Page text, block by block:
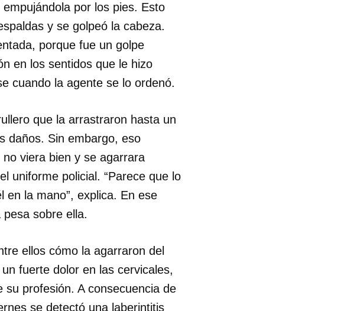
iniciar sesión con tu
CANCELAR
por los pies. Esto
y se golpeó la cabeza.
porque fue un golpe
en los sentidos que le hizo
cuando la agente se lo ordenó.
que la arrastraron hasta un
daños. Sin embargo, eso
viera bien y se agarrara
uniforme policial. “Parece que lo
la mano”, explica. En ese
sobre ella.
ellos cómo la agarraron del
fuerte dolor en las cervicales,
profesión. A consecuencia de
se detectó una laberintitis